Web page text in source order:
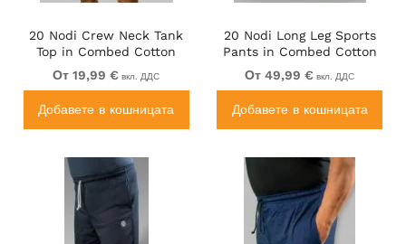
20 Nodi Crew Neck Tank
Top in Combed Cotton
Jersey White
От 19,99 € вкл. ДДС
Добавете в кошницата
20 Nodi Long Leg Sports
Pants in Combed Cotton
Jersey Black
От 49,99 € вкл. ДДС
Добавете в кошницата